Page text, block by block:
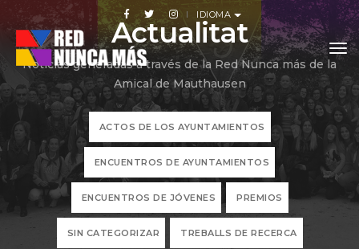
IDIOMA
Actualitat
Noticias generadas a través de la Red Nunca más de la
Amical de Mauthausen
ACTOS DE LOS AYUNTAMIENTOS
ENCUENTROS DE AYUNTAMIENTOS
ENCUENTROS DE JÓVENES PREMIOS
SIN CATEGORIZAR TREBALLS DE RECERCA